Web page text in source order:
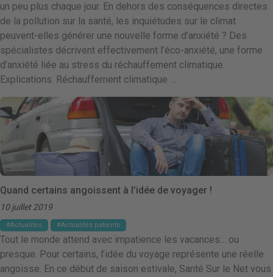
un peu plus chaque jour. En dehors des conséquences directes
de la pollution sur la santé, les inquiétudes sur le climat
peuvent-elles générer une nouvelle forme d’anxiété ? Des
spécialistes décrivent effectivement l’éco-anxiété, une forme
d’anxiété liée au stress du réchauffement climatique.
Explications. Réchauffement climatique …
Quand certains angoissent à l’idée de voyager !
10 juillet 2019
Actualités Actualités patients
Tout le monde attend avec impatience les vacances… ou
presque. Pour certains, l’idée du voyage représente une réelle
angoisse. En ce début de saison estivale, Santé Sur le Net vous